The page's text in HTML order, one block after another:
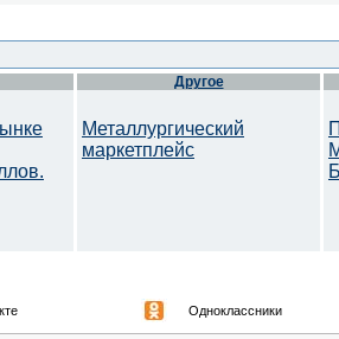
Другое
Металлургический
маркетплейс
Одноклассники